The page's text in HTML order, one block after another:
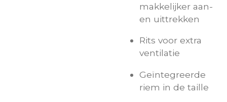
makkelijker aan-
en uittrekken
Rits voor extra
ventilatie
Geïntegreerde
riem in de taille